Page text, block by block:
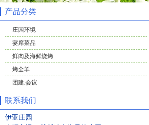
产品分类
庄园环境
宴席菜品
鲜肉及海鲜烧烤
烤全羊
团建.会议
联系我们
伊亚庄园